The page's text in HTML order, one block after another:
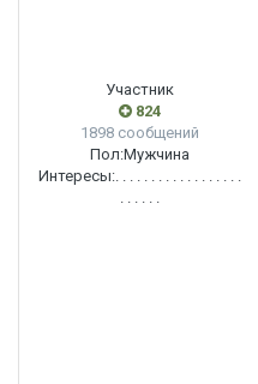
Участник
824
1898 сообщений
Пол:Мужчина
Интересы:. . . . . . . . . . . . . . . . . .
. . . . . .